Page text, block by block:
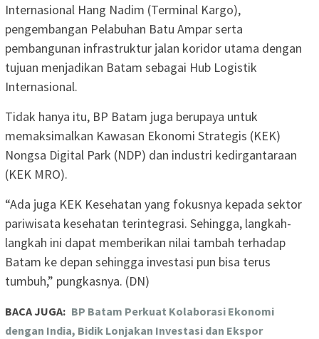
Internasional Hang Nadim (Terminal Kargo),
pengembangan Pelabuhan Batu Ampar serta
pembangunan infrastruktur jalan koridor utama dengan
tujuan menjadikan Batam sebagai Hub Logistik
Internasional.
Tidak hanya itu, BP Batam juga berupaya untuk
memaksimalkan Kawasan Ekonomi Strategis (KEK)
Nongsa Digital Park (NDP) dan industri kedirgantaraan
(KEK MRO).
“Ada juga KEK Kesehatan yang fokusnya kepada sektor
pariwisata kesehatan terintegrasi. Sehingga, langkah-
langkah ini dapat memberikan nilai tambah terhadap
Batam ke depan sehingga investasi pun bisa terus
tumbuh,” pungkasnya. (DN)
BACA JUGA: BP Batam Perkuat Kolaborasi Ekonomi
dengan India, Bidik Lonjakan Investasi dan Ekspor